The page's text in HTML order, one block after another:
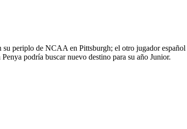
su periplo de NCAA en Pittsburgh; el otro jugador
podría buscar nuevo destino para su año Junior.